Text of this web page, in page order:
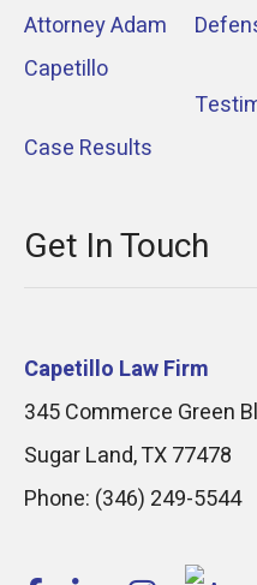
Attorney Adam
Capetillo
Case Results
Get In Touch
Capetillo Law Firm
345 Commerce Green
Sugar Land,TX77478
Phone: (346) 249-5544